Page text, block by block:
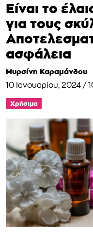
Είναι το
για τους
ασφάλεια
Μυρσίνη Καραμάνδου
10 Ιανουαρίου, 2024 /
Χρήσιμα